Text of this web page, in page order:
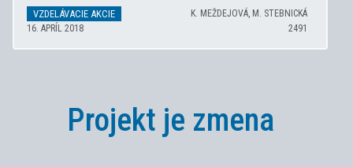
VZDELÁVACIE AKCIE
K. MEŽDEJOVÁ, M. STEBNICKÁ
16. APRÍL 2018
2491
Projekt je zmena